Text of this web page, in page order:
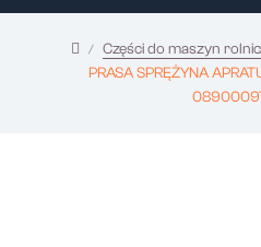
Części do maszyn
PRASA SPRĘŻYNA